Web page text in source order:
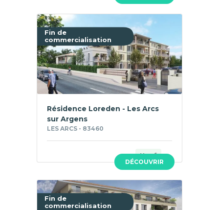
Fin de
commercialisation
DÉCOUVRIR
Résidence Loreden - Les Arcs
sur Argens
LES ARCS - 83460
Neuf
Fin de
commercialisation